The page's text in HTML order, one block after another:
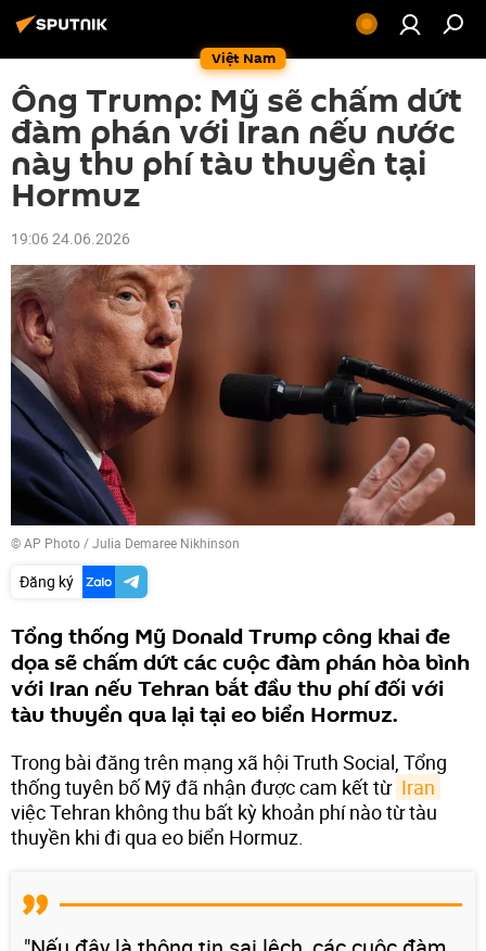
Việt Nam
Ông Trump: Mỹ sẽ chấm dứt
đàm phán với Iran nếu nước
này thu phí tàu thuyền tại
Hormuz
19:06 24.06.2026
© AP Photo / Julia Demaree Nikhinson
Đăng ký
Tổng thống Mỹ Donald Trump công khai đe
dọa sẽ chấm dứt các cuộc đàm phán hòa bình
với Iran nếu Tehran bắt đầu thu phí đối với
tàu thuyền qua lại tại eo biển Hormuz.
Trong bài đăng trên mạng xã hội Truth Social, Tổng
thống tuyên bố Mỹ đã nhận được cam kết từ Iran
việc Tehran không thu bất kỳ khoản phí nào từ tàu
thuyền khi đi qua eo biển Hormuz.